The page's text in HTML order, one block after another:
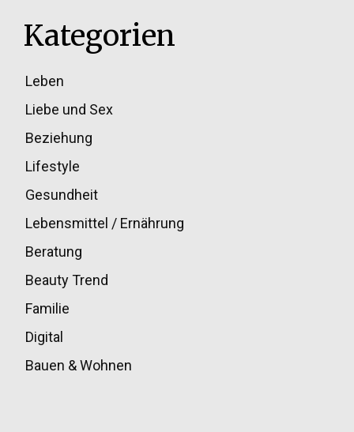
Kategorien
Leben
Liebe und Sex
Beziehung
Lifestyle
Gesundheit
Lebensmittel / Ernährung
Beratung
Beauty Trend
Familie
Digital
Bauen & Wohnen